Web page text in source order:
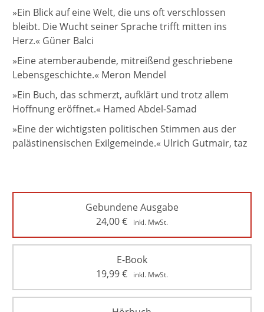
»Ein Blick auf eine Welt, die uns oft verschlossen
bleibt. Die Wucht seiner Sprache trifft mitten ins
Herz.« Güner Balci
»Eine atemberaubende, mitreißend geschriebene
Lebensgeschichte.« Meron Mendel
»Ein Buch, das schmerzt, aufklärt und trotz allem
Hoffnung eröffnet.« Hamed Abdel-Samad
»Eine der wichtigsten politischen Stimmen aus der
palästinensischen Exilgemeinde.« Ulrich Gutmair, taz
Gebundene Ausgabe
24,00€ inkl. MwSt.
E-Book
19,99€ inkl. MwSt.